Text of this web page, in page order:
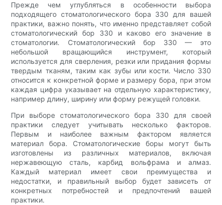
Прежде чем углубляться в особенности выбора
подходящего стоматологического бора 330 для вашей
практики, важно понять, что именно представляет собой
стоматологический бор 330 и каково его значение в
стоматологии. Стоматологический бор 330 — это
небольшой вращающийся инструмент, который
используется для сверления, резки или придания формы
твердым тканям, таким как зубы или кости. Число 330
относится к конкретной форме и размеру бора, при этом
каждая цифра указывает на отдельную характеристику,
например длину, ширину или форму режущей головки.
При выборе стоматологического бора 330 для своей
практики следует учитывать несколько факторов.
Первым и наиболее важным фактором является
материал бора. Стоматологические боры могут быть
изготовлены из различных материалов, включая
нержавеющую сталь, карбид вольфрама и алмаз.
Каждый материал имеет свои преимущества и
недостатки, и правильный выбор будет зависеть от
конкретных потребностей и предпочтений вашей
практики.